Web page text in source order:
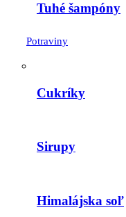
Tuhé šampóny
Potraviny
Cukríky
Sirupy
Himalájska soľ